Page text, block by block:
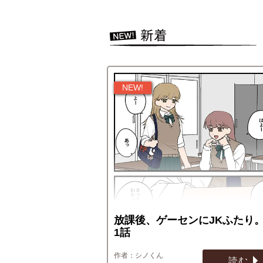
放課後、ゲーセンにJKふたり
1話
シノくん